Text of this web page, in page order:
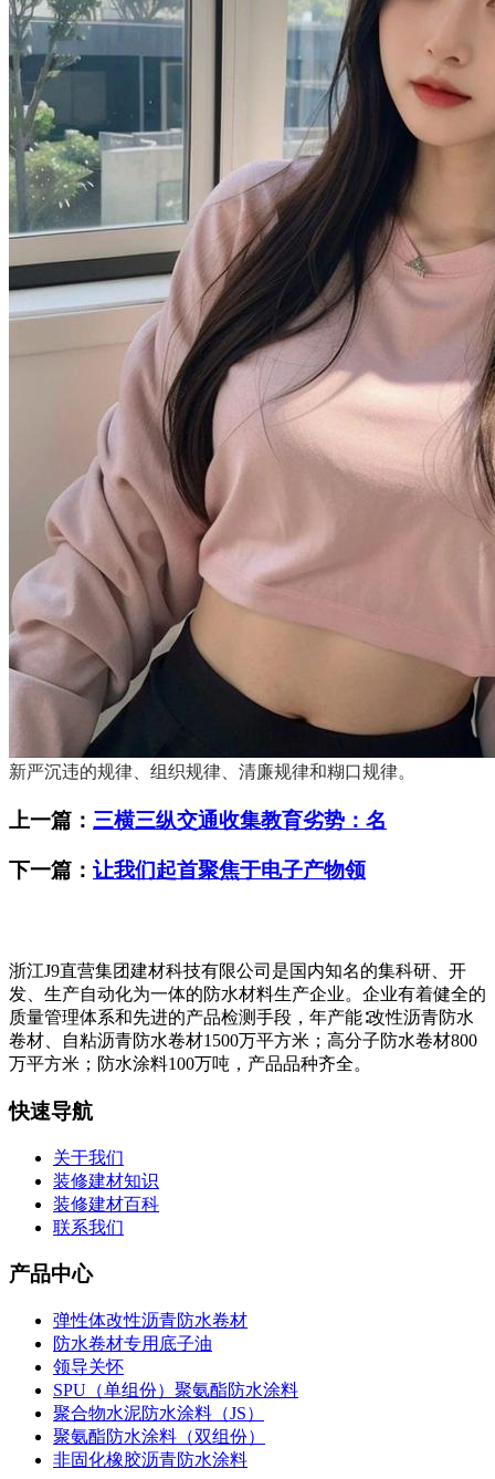
新严沉违的规律、组织规律、清廉规律和糊口规律。
上一篇： 三横三纵交通收集教育劣势：名
下一篇： 让我们起首聚焦于电子产物领
浙江J9直营集团建材科技有限公司是国内知名的集科研、开
发、生产自动化为一体的防水材料生产企业。企业有着健全的
质量管理体系和先进的产品检测手段，年产能∶改性沥青防水
卷材、自粘沥青防水卷材1500万平方米；高分子防水卷材800
万平方米；防水涂料100万吨，产品品种齐全。
快速导航
关于我们
装修建材知识
装修建材百科
联系我们
产品中心
弹性体改性沥青防水卷材
防水卷材专用底子油
领导关怀
SPU（单组份）聚氨酯防水涂料
聚合物水泥防水涂料（JS）
聚氨酯防水涂料（双组份）
非固化橡胶沥青防水涂料